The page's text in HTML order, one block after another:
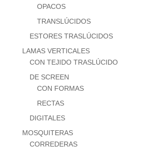
OPACOS
TRANSLÚCIDOS
ESTORES TRASLÚCIDOS
LAMAS VERTICALES
CON TEJIDO TRASLÚCIDO
DE SCREEN
CON FORMAS
RECTAS
DIGITALES
MOSQUITERAS
CORREDERAS